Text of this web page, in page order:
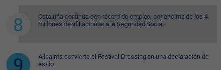
Cataluña continúa con récord de empleo, por encima de los 4
millones de afiliaciones a la Seguridad Social
Allsaints convierte el Festival Dressing en una declaración de
estilo